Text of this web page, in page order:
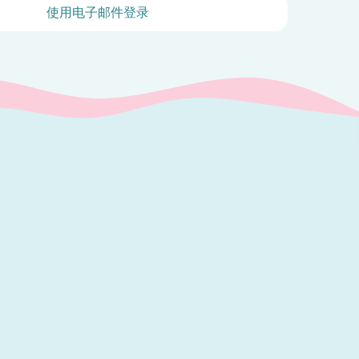
使用电子邮件登录